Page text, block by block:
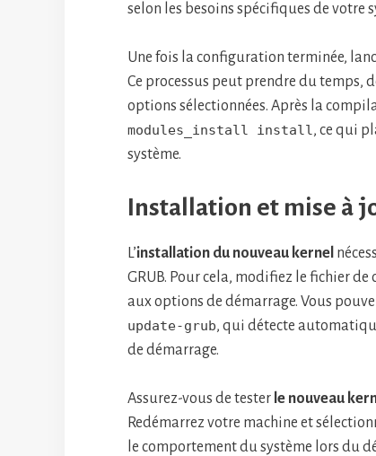
selon les besoins spécifiques de votre
Une fois la configuration terminée,
Ce processus peut prendre du temps,
options sélectionnées. Après la
modules_install install, ce qui
système.
Installation et mise à
L’installation du nouveau kernel
GRUB. Pour cela, modifiez le fichier
aux options de démarrage. Vous
update-grub, qui détecte
de démarrage.
Assurez-vous de tester le nouveau
Redémarrez votre machine et
le comportement du système lors du